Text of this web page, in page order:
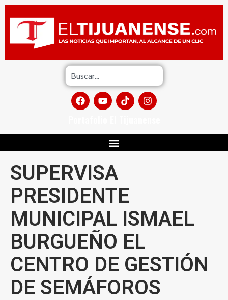
SUPERVISA
PRESIDENTE
MUNICIPAL ISMAEL
BURGUEÑO EL
CENTRO DE GESTIÓN
DE SEMÁFOROS